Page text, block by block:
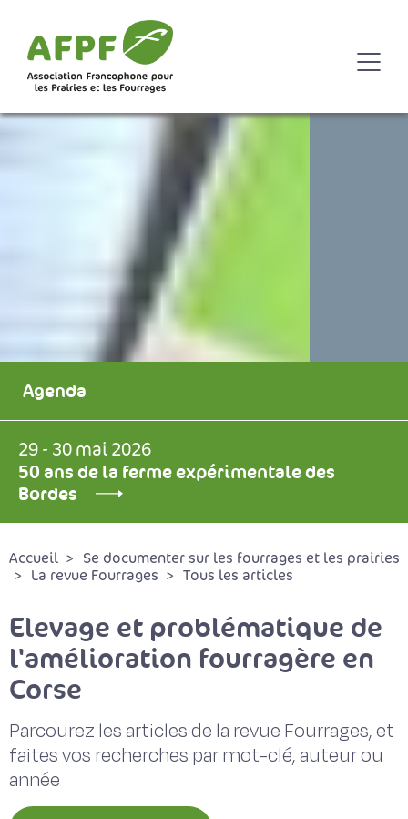
Agenda
29 - 30 mai 2026
50 ans de la ferme expérimentale des
Bordes
Accueil
Se documenter sur les fourrages et les prairies
La revue Fourrages
Tous les articles
Elevage et problématique de
l'amélioration fourragère en
Corse
Parcourez les articles de la revue Fourrages, et
faites vos recherches par mot-clé, auteur ou
année